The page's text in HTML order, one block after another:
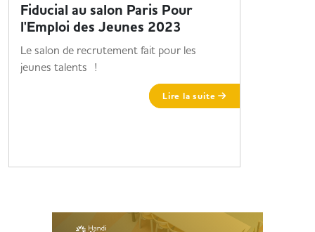
Fiducial au salon Paris Pour
l'Emploi des Jeunes 2023
Le salon de recrutement fait pour les
jeunes talents !
Lire la suite